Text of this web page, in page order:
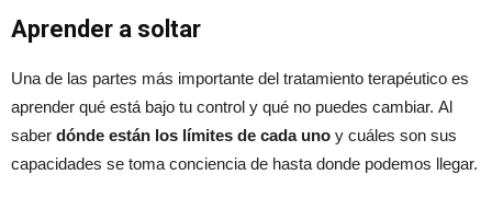
Aprender a soltar
Una de las partes más importante del tratamiento terapéutico es
aprender qué está bajo tu control y qué no puedes cambiar. Al
saber dónde están los límites de cada uno y cuáles son sus
capacidades se toma conciencia de hasta donde podemos llegar.